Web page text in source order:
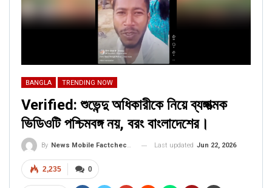
On putting the picture through Reverse Image Reach, we
found the original picture was tweeted by Anil Kapoor on
BANGLA TRENDING NOW
Verified: শুভেন্দু অধিকারীকে নিয়ে ব্যঙ্গাত্মক
ভিডিওটি পশ্চিমবঙ্গ নয়, বরং বাংলাদেশের।
By News Mobile Factcheck Bureau Last updated Jun 22, 2026
0
2,235